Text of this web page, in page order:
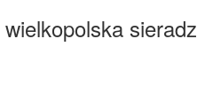
sieradz